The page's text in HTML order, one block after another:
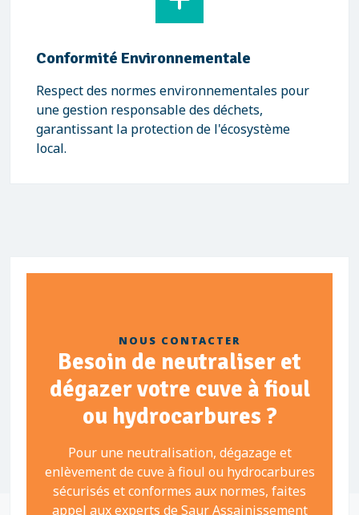
Conformité Environnementale
Respect des normes environnementales pour
une gestion responsable des déchets,
garantissant la protection de l'écosystème
local.
NOUS CONTACTER
Besoin de neutraliser et
dégazer votre cuve à fioul
ou hydrocarbures ?
Pour une neutralisation, dégazage et
enlèvement de cuve à fioul ou hydrocarbures
sécurisés et conformes aux normes, faites
appel aux experts de Saur Assainissement